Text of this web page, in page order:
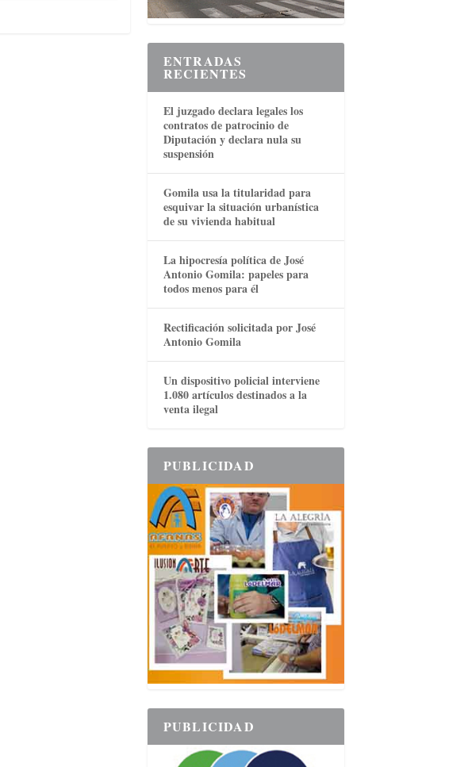
ENTRADAS
RECIENTES
El juzgado declara legales los
contratos de patrocinio de
Diputación y declara nula su
suspensión
Gomila usa la titularidad para
esquivar la situación urbanística
de su vivienda habitual
La hipocresía política de José
Antonio Gomila: papeles para
todos menos para él
Rectificación solicitada por José
Antonio Gomila
Un dispositivo policial interviene
1.080 artículos destinados a la
venta ilegal
PUBLICIDAD
PUBLICIDAD